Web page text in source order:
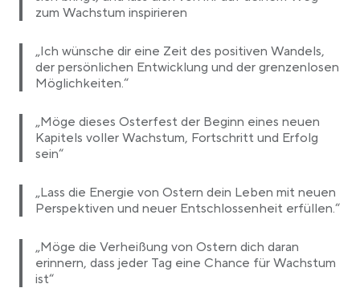
zum Wachstum inspirieren
„Ich wünsche dir eine Zeit des positiven Wandels,
der persönlichen Entwicklung und der grenzenlosen
Möglichkeiten.“
„Möge dieses Osterfest der Beginn eines neuen
Kapitels voller Wachstum, Fortschritt und Erfolg
sein“
„Lass die Energie von Ostern dein Leben mit neuen
Perspektiven und neuer Entschlossenheit erfüllen.“
„Möge die Verheißung von Ostern dich daran
erinnern, dass jeder Tag eine Chance für Wachstum
ist“